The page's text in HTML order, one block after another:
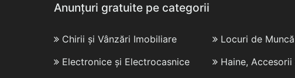
Anunțuri gratuite pe categorii
Chirii și Vânzări Imobiliare
Locuri de Muncă
Electronice și Electrocasnice
Haine,